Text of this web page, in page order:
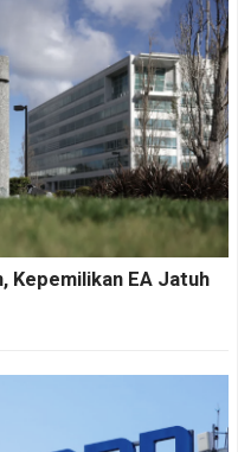
Kepemilikan EA Jatuh